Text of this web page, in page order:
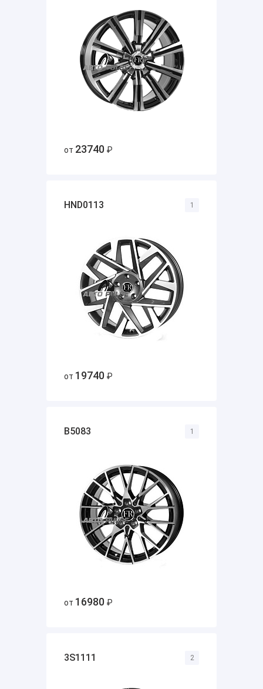
от 23740 ₽
HND0113
от 19740 ₽
1
B5083
от 16980 ₽
1
3S1111 2